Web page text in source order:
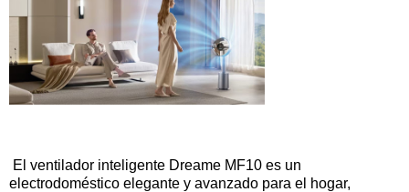
El ventilador inteligente Dreame MF10 es un
electrodoméstico elegante y avanzado para el hogar,